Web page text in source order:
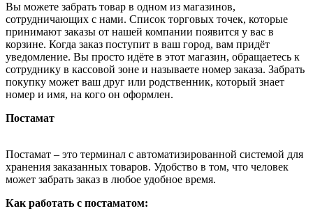
Вы можете забрать товар в одном из магазинов,
сотрудничающих с нами. Список торговых точек, которые
принимают заказы от нашей компании появится у вас в
корзине. Когда заказ поступит в ваш город, вам придёт
уведомление. Вы просто идёте в этот магазин, обращаетесь к
сотруднику в кассовой зоне и называете номер заказа. Забрать
покупку может ваш друг или родственник, который знает
номер и имя, на кого он оформлен.
Постамат
Постамат – это терминал с автоматизированной системой для
хранения заказанных товаров. Удобство в том, что человек
может забрать заказ в любое удобное время.
Как работать с постаматом: